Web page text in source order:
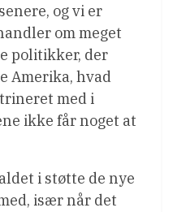
og vi er
om meget
politikker, der
Amerika, hvad
med i
ikke får noget at
i støtte de nye
især når det